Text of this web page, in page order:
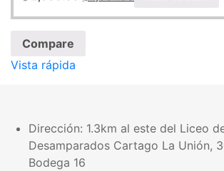
Compare
Vista rápida
Dirección: 1.3km al este del Liceo
Desamparados Cartago La Unión,
Bodega 16